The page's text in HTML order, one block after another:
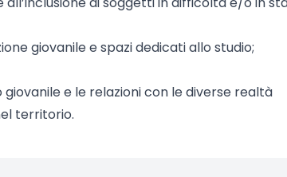
giovanile e spazi dedicati allo studio;
giovanile e le relazioni con le diverse realtà
territorio.